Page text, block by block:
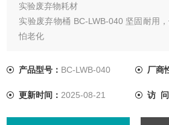
实验废弃物耗材
实验废弃物桶 BC-LWB-040 坚固耐用
怕老化
产品型号： BC-LWB-040 厂商
更新时间： 2025-08-21 访